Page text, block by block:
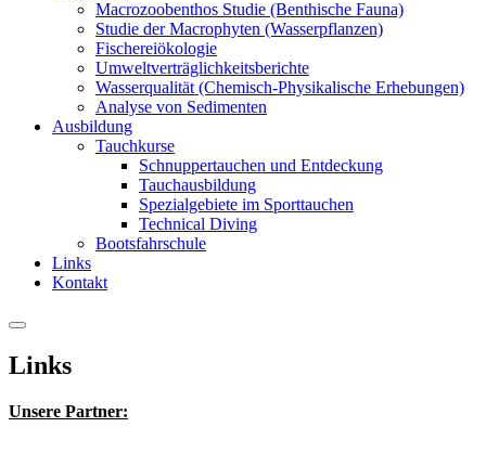
Macrozoobenthos Studie (Benthische Fauna)
Studie der Macrophyten (Wasserpflanzen)
Fischereiökologie
Umweltverträglichkeitsberichte
Wasserqualität (Chemisch-Physikalische Erhebungen)
Analyse von Sedimenten
Ausbildung
Tauchkurse
Schnuppertauchen und Entdeckung
Tauchausbildung
Spezialgebiete im Sporttauchen
Technical Diving
Bootsfahrschule
Links
Kontakt
Links
Unsere Partner: